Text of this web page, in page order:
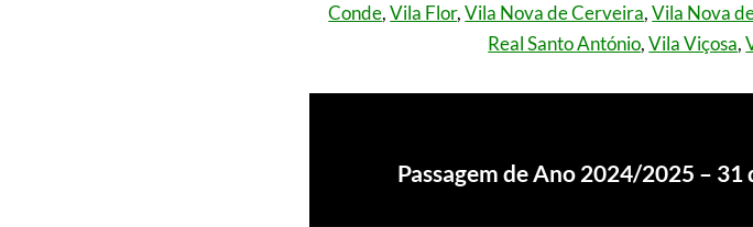
Conde,Vila Flor,Vila Nova de Cerveira,Vila Nova
Real Santo António,Vila Viçosa,
Passagem de Ano 2024/2025 – 31